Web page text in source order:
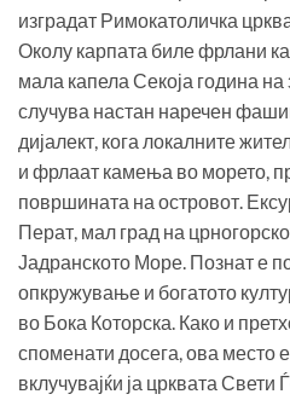
изградат Римокатоличка
Околу карпата биле фрлани
мала капела Секоја година на
случува настан наречен
дијалект, кога локалните
и фрлаат камења во морето,
површината на островот.
Перат, мал град на
Јадранското Море. Познат е
опкружување и богатото
во Бока Которска. Како и
споменати досега, ова место
вклучувајќи ја црквата Свети